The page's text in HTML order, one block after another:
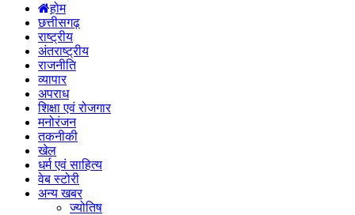
होम
छत्तीसगढ़
राष्ट्रीय
अंतराष्ट्रीय
राजनीति
व्यापार
अपराध
शिक्षा एवं रोजगार
मनोरंजन
तकनीकी
खेल
धर्म एवं साहित्य
वेब स्टोरी
अन्य खबर
ज्योतिष